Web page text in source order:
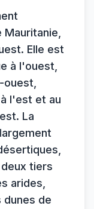
Elle est
à l'ouest,
l'est et au
La
tiers
arides,
dunes de